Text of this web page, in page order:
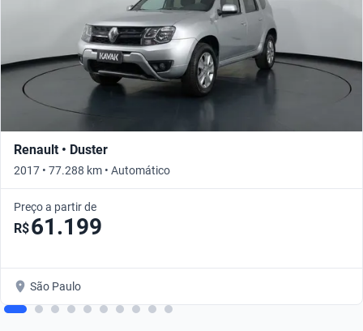
Renault • Duster
2017 • 77.288 km • Automático
Preço a partir de
R$61.199
São Paulo